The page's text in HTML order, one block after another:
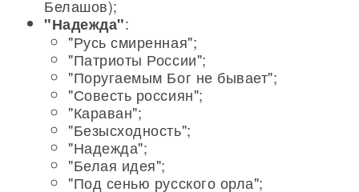
Белашов);
"Надежда":
"Русь смиренная";
"Патриоты России";
"Поругаемым Бог не бывает";
"Совесть россиян";
"Караван";
"Безысходность";
"Надежда";
"Белая идея";
"Под сенью русского орла";